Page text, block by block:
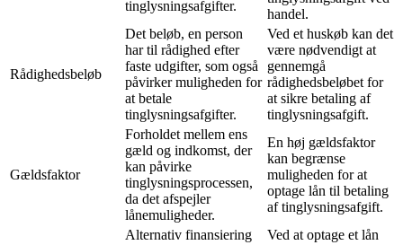
tinglysningsafgifter.
handel.
Rådighedsbeløb
Det beløb, en person
har til rådighed efter
faste udgifter, som også
påvirker muligheden for
at betale
tinglysningsafgifter.
Ved et huskøb kan det
være nødvendigt at
gennemgå
rådighedsbeløbet for
at sikre betaling af
tinglysningsafgift.
Gældsfaktor
Forholdet mellem ens
gæld og indkomst, der
kan påvirke
tinglysningsprocessen,
da det afspejler
lånemuligheder.
En høj gældsfaktor
kan begrænse
muligheden for at
optage lån til betaling
af tinglysningsafgift.
Alternativ finansiering
Ved at optage et lån